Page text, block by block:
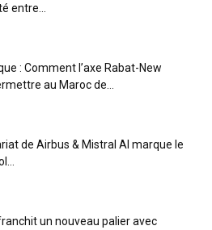
entre...
: Comment l’axe Rabat-New
au Maroc de...
de Airbus & Mistral AI marque le
un nouveau palier avec